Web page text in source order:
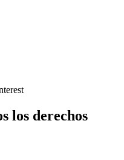
los derechos